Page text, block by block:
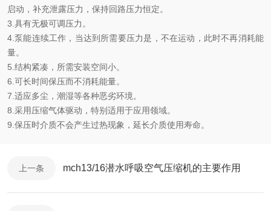
启动，补充泄露压力，保持回路压力恒定。
3.具有无极可调压力。
4.泵能连续工作，当达到所需要压力是，不在运动，此时不再消耗能
量。
5.结构紧凑，所需安装空间小。
6.可长时间保压而不消耗能量。
7.适应多尘，潮湿等各种恶劣环境。
8.采用压缩气体驱动，特别适用于应用领域。
9.保压时介质不会产生过热现象，延长介质使用寿命。
上一条 mch13/16潜水呼吸空气压缩机的主要作用